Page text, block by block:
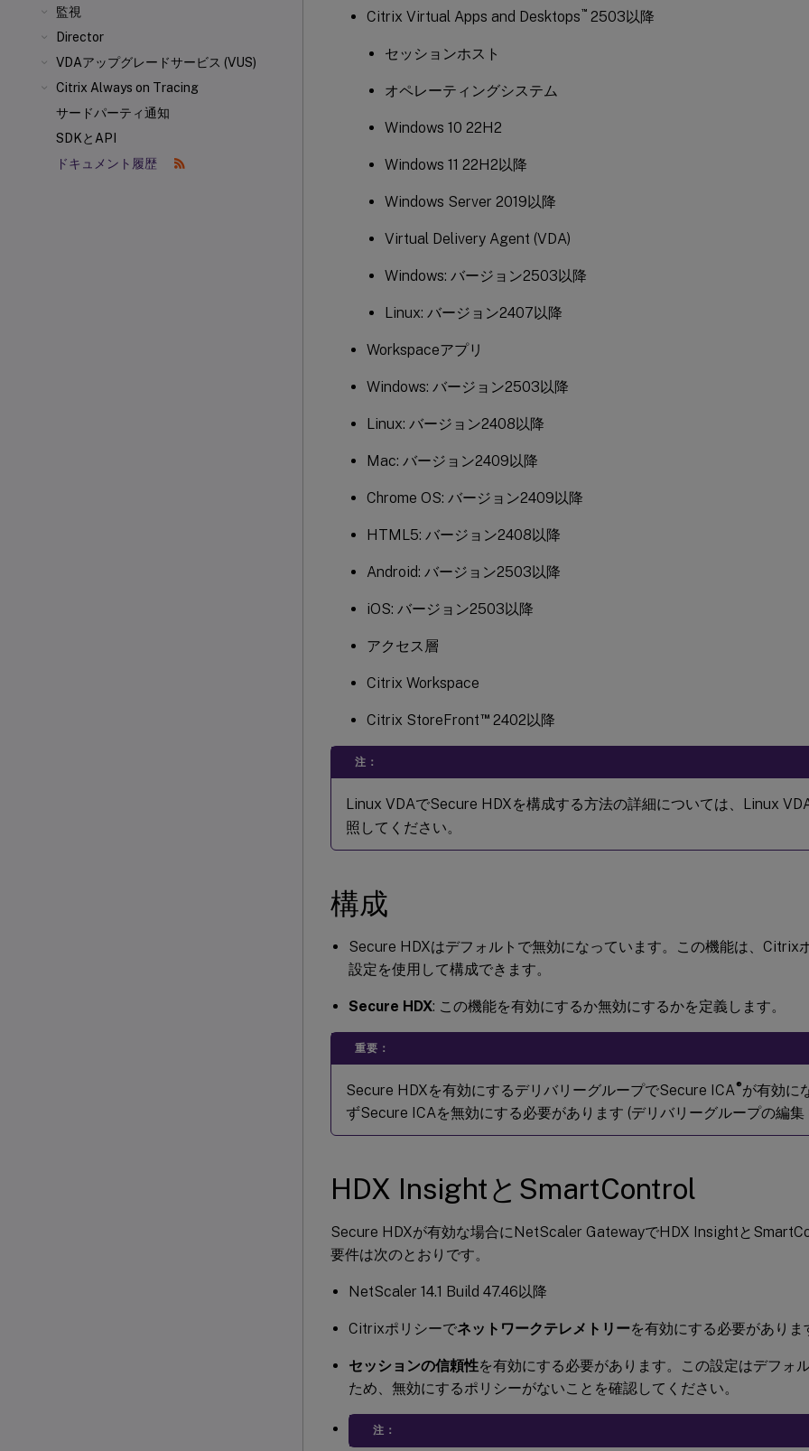
監視
Director
VDAアップグレードサービス (VUS)
Citrix Always on Tracing
サードパーティ通知
SDKとAPI
ドキュメント履歴
Citrix Virtual Apps and Desktops ™ 2503以降
セッションホスト
オペレーティングシステム
Windows 10 22H2
Windows 11 22H2以降
Windows Server 2019以降
Virtual Delivery Agent (VDA)
Windows: バージョン2503以降
Linux: バージョン2407以降
Workspaceアプリ
Windows: バージョン2503以降
Linux: バージョン2408以降
Mac: バージョン2409以降
Chrome OS: バージョン2409以降
HTML5: バージョン2408以降
Android: バージョン2503以降
iOS: バージョン2503以降
アクセス層
Citrix Workspace
Citrix StoreFront™2402以降
注：
Linux VDAでSecure HDXを構成する方法の詳細については、Linux
照してください。
構成
Secure HDXはデフォルトで無効になっています。この機能は、Citrix
設定を使用して構成できます。
Secure HDX: この機能を有効にするか無効にするかを定義します。
重要：
Secure HDXを有効にするデリバリーグループでSecure ICA®が有効に
ずSecure ICAを無効にする必要があります (デリバリーグループの編集
HDX InsightとSmartControl
Secure HDXが有効な場合にNetScaler GatewayでHDX Insightと
要件は次のとおりです。
NetScaler 14.1 Build 47.46以降
Citrixポリシーでネットワークテレメトリーを有効にする必要がありま
セッションの信頼性を有効にする必要があります。この設定はデフォ
ため、無効にするポリシーがないことを確認してください。
注：